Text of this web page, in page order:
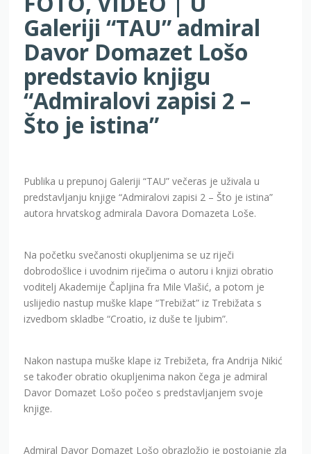
Galeriji “TAU” admiral
Davor Domazet Lošo
predstavio knjigu
“Admiralovi zapisi 2 –
Što je istina”
Publika u prepunoj Galeriji “TAU” večeras je uživala u
predstavljanju knjige “Admiralovi zapisi 2 – Što je istina”
autora hrvatskog admirala Davora Domazeta Loše.
Na početku svečanosti okupljenima se uz riječi
dobrodošlice i uvodnim riječima o autoru i knjizi obratio
voditelj Akademije Čapljina fra Mile Vlašić, a potom je
uslijedio nastup muške klape “Trebižat” iz Trebižata s
izvedbom skladbe “Croatio, iz duše te ljubim”.
Nakon nastupa muške klape iz Trebižeta, fra Andrija Nikić
se također obratio okupljenima nakon čega je admiral
Davor Domazet Lošo počeo s predstavljanjem svoje
knjige.
Admiral Davor Domazet Lošo obrazložio je postojanje zla